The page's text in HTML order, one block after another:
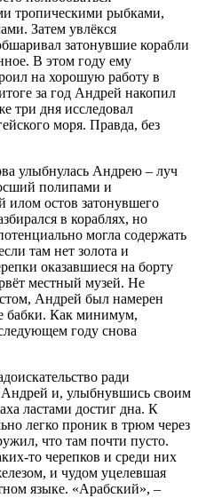
тропическими рыбками,
Затем увлёкся
затонувшие корабли
В этом году ему
на хорошую работу в
за год Андрей накопил
три дня исследовал
моря. Правда, без
улыбнулась Андрею – луч
полипами и
илом остов затонувшего
в кораблях, но
могла содержать
там нет золота и
оказавшиеся на борту
местный музей. Не
Андрей был намерен
бабки. Как минимум,
году снова
ради
Андрей и, улыбнувшись своим
ластами достиг дна. К
легко проник в трюм через
что там почти пусто.
то черепков и среди них
и чудом уцелевшая
языке. «Арабский», –